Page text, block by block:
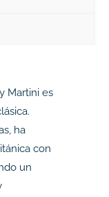
que
Martini es
ha
con
un